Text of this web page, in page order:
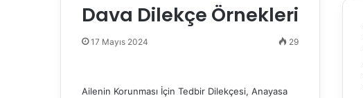
Dava Dilekçe Örnekleri
17 Mayıs 2024 29
Ailenin Korunması İçin Tedbir Dilekçesi, Anayasa